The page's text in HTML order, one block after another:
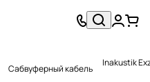
Сабвуферный кабель Inakustik